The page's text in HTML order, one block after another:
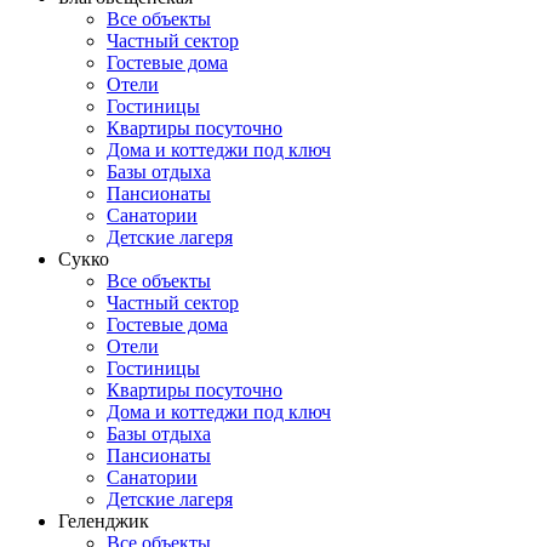
Все объекты
Частный сектор
Гостевые дома
Отели
Гостиницы
Квартиры посуточно
Дома и коттеджи под ключ
Базы отдыха
Пансионаты
Санатории
Детские лагеря
Сукко
Все объекты
Частный сектор
Гостевые дома
Отели
Гостиницы
Квартиры посуточно
Дома и коттеджи под ключ
Базы отдыха
Пансионаты
Санатории
Детские лагеря
Геленджик
Все объекты